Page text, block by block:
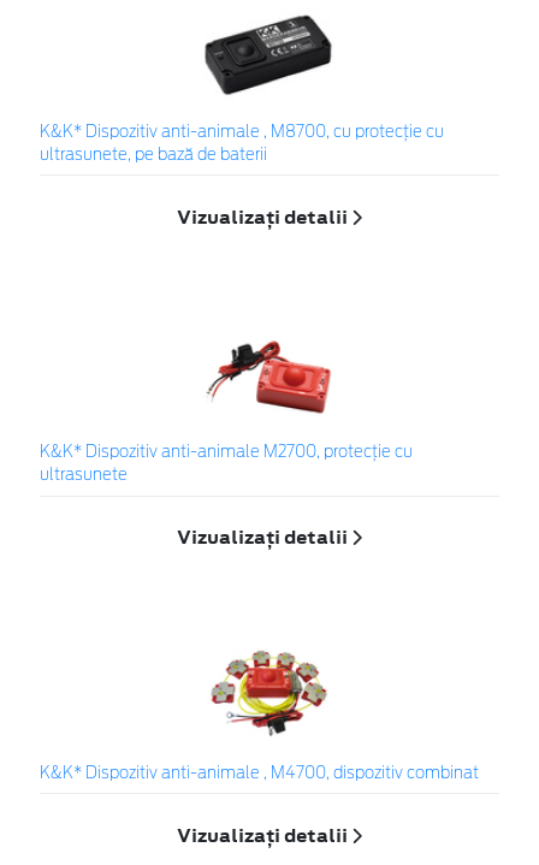
K&K* Dispozitiv anti-animale , M8700, cu protecție cu
ultrasunete, pe bază de baterii
Vizualizați detalii
K&K* Dispozitiv anti-animale M2700, protecție cu
ultrasunete
Vizualizați detalii
K&K* Dispozitiv anti-animale , M4700, dispozitiv combinat
Vizualizați detalii